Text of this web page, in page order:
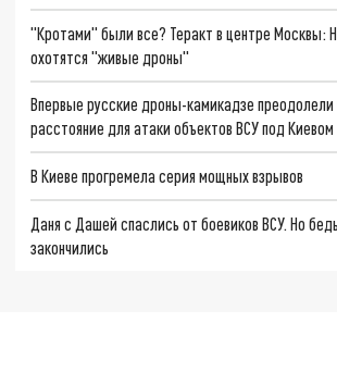
"Кротами" были все? Теракт в центре Москвы:
охотятся "живые дроны"
Впервые русские дроны-камикадзе
расстояние для атаки объектов ВСУ под Киевом
В Киеве прогремела серия мощных взрывов
Даня с Дашей спаслись от боевиков ВСУ. Но
закончились